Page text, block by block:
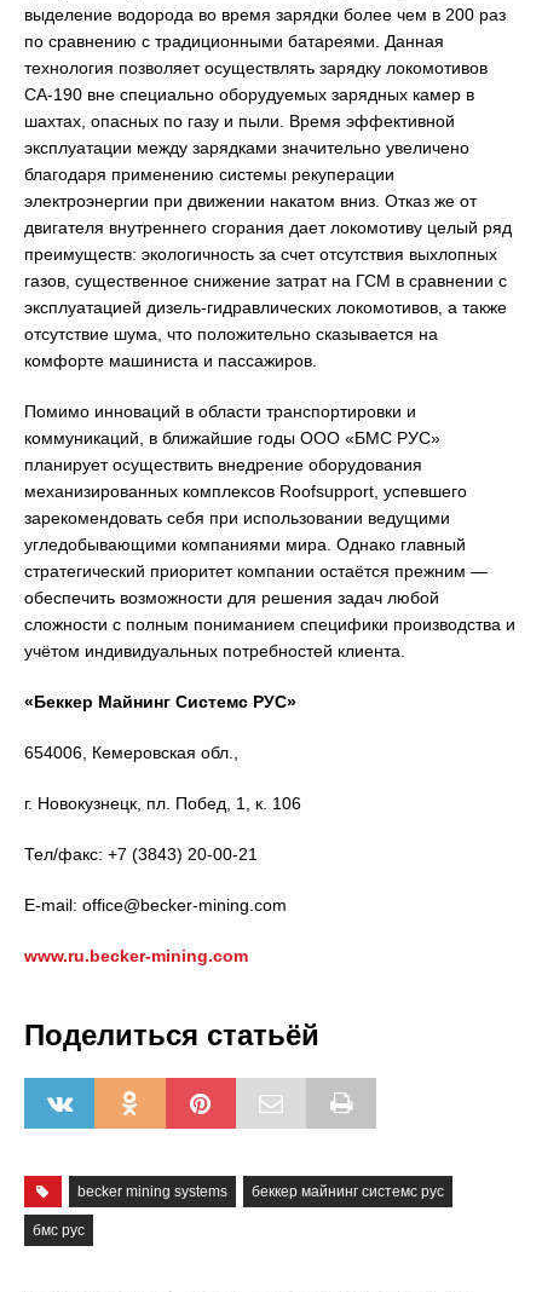
выделение водорода во время зарядки более чем в 200 раз
по сравнению с традиционными батареями. Данная
технология позволяет осуществлять зарядку локомотивов
CA-190 вне специально оборудуемых зарядных камер в
шахтах, опасных по газу и пыли. Время эффективной
эксплуатации между зарядками значительно увеличено
благодаря применению системы рекуперации
электроэнергии при движении накатом вниз. Отказ же от
двигателя внутреннего сгорания дает локомотиву целый ряд
преимуществ: экологичность за счет отсутствия выхлопных
газов, существенное снижение затрат на ГСМ в сравнении с
эксплуатацией дизель-гидравлических локомотивов, а также
отсутствие шума, что положительно сказывается на
комфорте машиниста и пассажиров.
Помимо инноваций в области транспортировки и
коммуникаций, в ближайшие годы ООО «БМС РУС»
планирует осуществить внедрение оборудования
механизированных комплексов Roofsupport, успевшего
зарекомендовать себя при использовании ведущими
угледобывающими компаниями мира. Однако главный
стратегический приоритет компании остаётся прежним —
обеспечить возможности для решения задач любой
сложности с полным пониманием специфики производства и
учётом индивидуальных потребностей клиента.
«Беккер Майнинг Системс РУС»
654006, Кемеровская обл.,
г. Новокузнецк, пл. Побед, 1, к. 106
Тел/факс: +7 (3843) 20-00-21
E-mail: office@becker-mining.com
www.ru.becker-mining.com
Поделиться статьёй
becker mining systems беккер майнинг системс рус
бмс рус